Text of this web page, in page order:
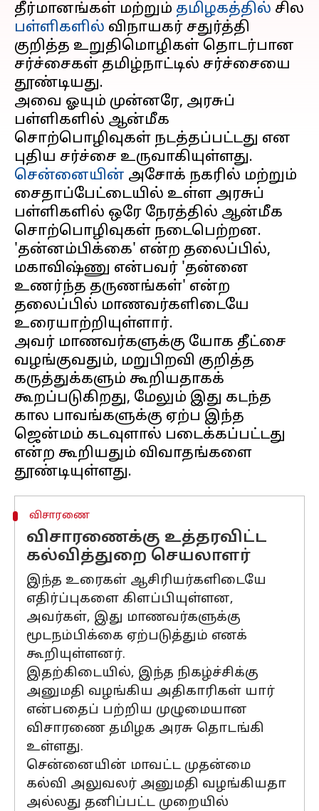
தீர்மானங்கள் மற்றும் தமிழகத்தில் சில
பள்ளிகளில் விநாயகர் சதுர்த்தி
குறித்த உறுதிமொழிகள் தொடர்பான
சர்ச்சைகள் தமிழ்நாட்டில் சர்ச்சையை
தூண்டியது.
அவை ஓயும் முன்னரே, அரசுப்
பள்ளிகளில் ஆன்மீக
சொற்பொழிவுகள் நடத்தப்பட்டது என
சென்னையின் அசோக் நகரில் மற்றும்
சைதாப்பேட்டையில் உள்ள அரசுப்
பள்ளிகளில் ஒரே நேரத்தில் ஆன்மீக
சொற்பொழிவுகள் நடைபெற்றன.
'தன்னம்பிக்கை' என்ற தலைப்பில்,
மகாவிஷ்ணு என்பவர் 'தன்னை
உணர்ந்த தருணங்கள்' என்ற
தலைப்பில் மாணவர்களிடையே
உரையாற்றியுள்ளார்.
அவர் மாணவர்களுக்கு யோக தீட்சை
வழங்குவதும், மறுபிறவி குறித்த
கருத்துக்களும் கூறியதாகக்
கூறப்படுகிறது, மேலும் இது கடந்த
கால பாவங்களுக்கு ஏற்ப இந்த
ஜென்மம் கடவுளால் படைக்கப்பட்டது
என்ற கூறியதும் விவாதங்களை
விசாரணை
விசாரணைக்கு உத்தரவிட்ட
கல்வித்துறை செயலாளர்
இந்த உரைகள் ஆசிரியர்களிடையே
எதிர்ப்புகளை கிளப்பியுள்ளன,
அவர்கள், இது மாணவர்களுக்கு
மூடநம்பிக்கை ஏற்படுத்தும் எனக்
கூறியுள்ளனர்.
இதற்கிடையில், இந்த நிகழ்ச்சிக்கு
அனுமதி வழங்கிய அதிகாரிகள் யார்
என்பதைப் பற்றிய முழுமையான
விசாரணை தமிழக அரசு தொடங்கி
உள்ளது.
சென்னையின் மாவட்ட முதன்மை
கல்வி அலுவலர் அனுமதி வழங்கியதா
அல்லது தனிப்பட்ட முறையில்